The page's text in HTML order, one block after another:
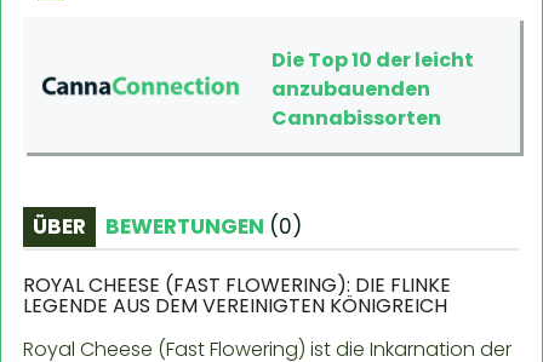
Die Top 10 der leicht
anzubauenden
Cannabissorten
ÜBER BEWERTUNGEN (0)
ROYAL CHEESE (FAST FLOWERING): DIE FLINKE
LEGENDE AUS DEM VEREINIGTEN KÖNIGREICH
Royal Cheese (Fast Flowering) ist die Inkarnation der